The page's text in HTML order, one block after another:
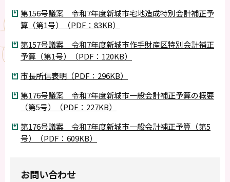
第156号議案 令和7年度新城市宅地造成特別会計補正予
算（第1号）（PDF：83KB）
第157号議案 令和7年度新城市作手財産区特別会計補正
予算（第1号）（PDF：120KB）
市長所信表明（PDF：296KB）
第176号議案 令和7年度新城市一般会計補正予算の概要
（第5号）（PDF：227KB）
第176号議案 令和7年度新城市一般会計補正予算（第5
号）（PDF：609KB）
お問い合わせ